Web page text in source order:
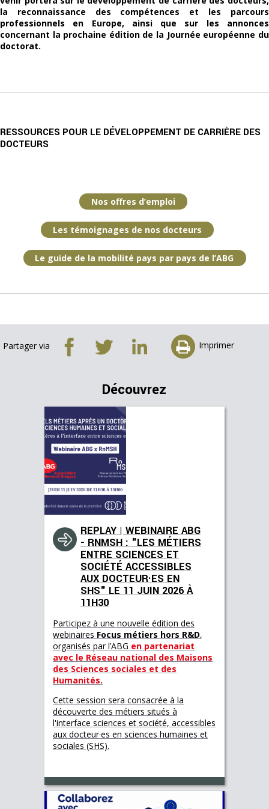
la reconnaissance des compétences et les parcours
professionnels en Europe, ainsi que sur les annonces
concernant la prochaine édition de la Journée européenne du
doctorat.
RESSOURCES POUR LE DÉVELOPPEMENT DE CARRIÈRE DES
DOCTEURS
Nos offres d’emploi
Les témoignages de nos docteurs
Le guide de la mobilité pays par pays de l’ABG
Partager via Imprimer
Découvrez
REPLAY | WEBINAIRE ABG
- RNMSH : "LES MÉTIERS
ENTRE SCIENCES ET
SOCIÉTÉ ACCESSIBLES
AUX DOCTEUR·ES EN
SHS" LE 11 JUIN 2026 À
11H30
Participez à une nouvelle édition des
webinaires Focus métiers hors R&D,
organisés par l’ABG en partenariat
avec le Réseau national des Maisons
des Sciences sociales et des
Humanités.
Cette session sera consacrée à la
découverte des métiers situés à
l'interface sciences et société, accessibles
aux docteur·es en sciences humaines et
sociales (SHS).